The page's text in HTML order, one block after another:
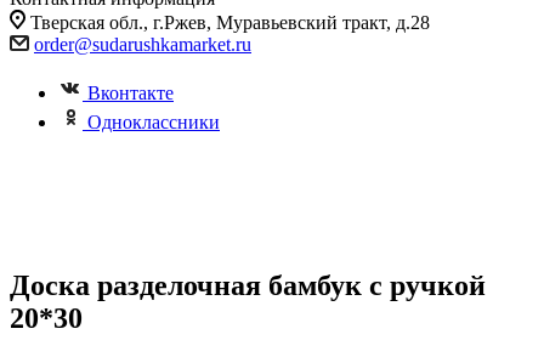
Тверская обл., г.Ржев, Муравьевский тракт, д.28
order@sudarushkamarket.ru
Вконтакте
Одноклассники
Доска разделочная бамбук с ручкой
20*30